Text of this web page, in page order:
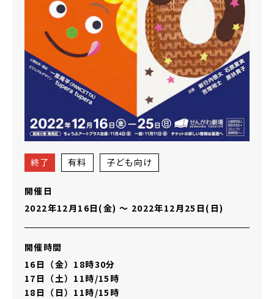
終了 有料 子ども向け
開催日
2022年12月16日(金) 〜 2022年12月25日(日)
開催時間
16日（金）18時30分
17日（土）11時/15時
18日（日）11時/15時